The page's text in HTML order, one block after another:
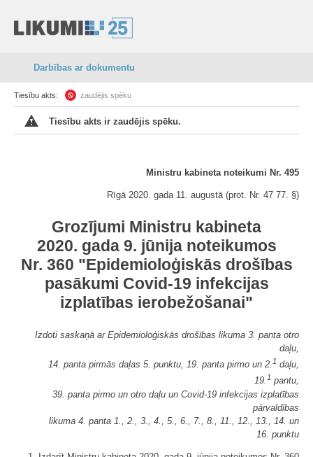
Darbības ar dokumentu
Tiesību akts: zaudējis spēku
Tiesību akts ir zaudējis spēku.
Ministru kabineta noteikumi Nr. 495
Rīgā 2020. gada 11. augustā (prot. Nr. 47 77. §)
Grozījumi Ministru kabineta
2020. gada 9. jūnija noteikumos
Nr. 360 "Epidemioloģiskās drošības
pasākumi Covid-19 infekcijas
izplatības ierobežošanai"
Izdoti saskaņā ar Epidemioloģiskās drošības likuma 3. panta otro
daļu,
14. panta pirmās daļas 5. punktu, 19. panta pirmo un 2. 1 daļu,
19. 1 pantu,
39. panta pirmo un otro daļu un Covid-19 infekcijas izplatības
pārvaldības
likuma 4. panta 1., 2., 3., 4., 5., 6., 7., 8., 11., 12., 13., 14. un
16. punktu